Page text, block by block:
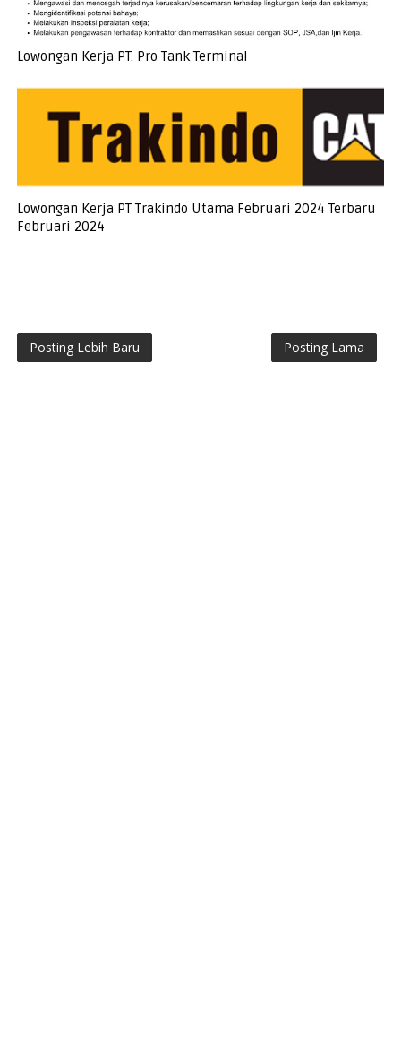
Lowongan Kerja PT. Pro Tank Terminal
Lowongan Kerja PT Trakindo Utama Februari 2024 Terbaru
Februari 2024
Posting Lebih Baru Posting Lama